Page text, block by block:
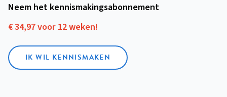
Neem het kennismakings­abonnement
€ 34,97 voor 12 weken!
IK WIL KENNISMAKEN